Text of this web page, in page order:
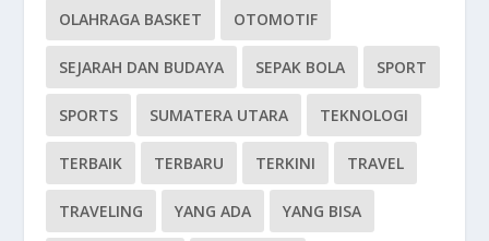
OLAHRAGA BASKET OTOMOTIF
SEJARAH DAN BUDAYA SEPAK BOLA SPORT
SPORTS SUMATERA UTARA TEKNOLOGI
TERBAIK TERBARU TERKINI TRAVEL
TRAVELING YANG ADA YANG BISA